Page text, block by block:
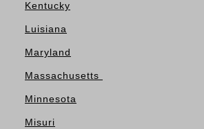
Kentucky
Luisiana
Maryland
Massachusetts
Minnesota
Misuri